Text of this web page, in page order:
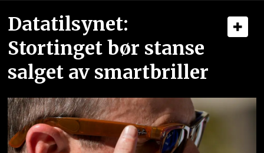
Datatilsynet:
Stortinget bør stanse
salget av smartbriller